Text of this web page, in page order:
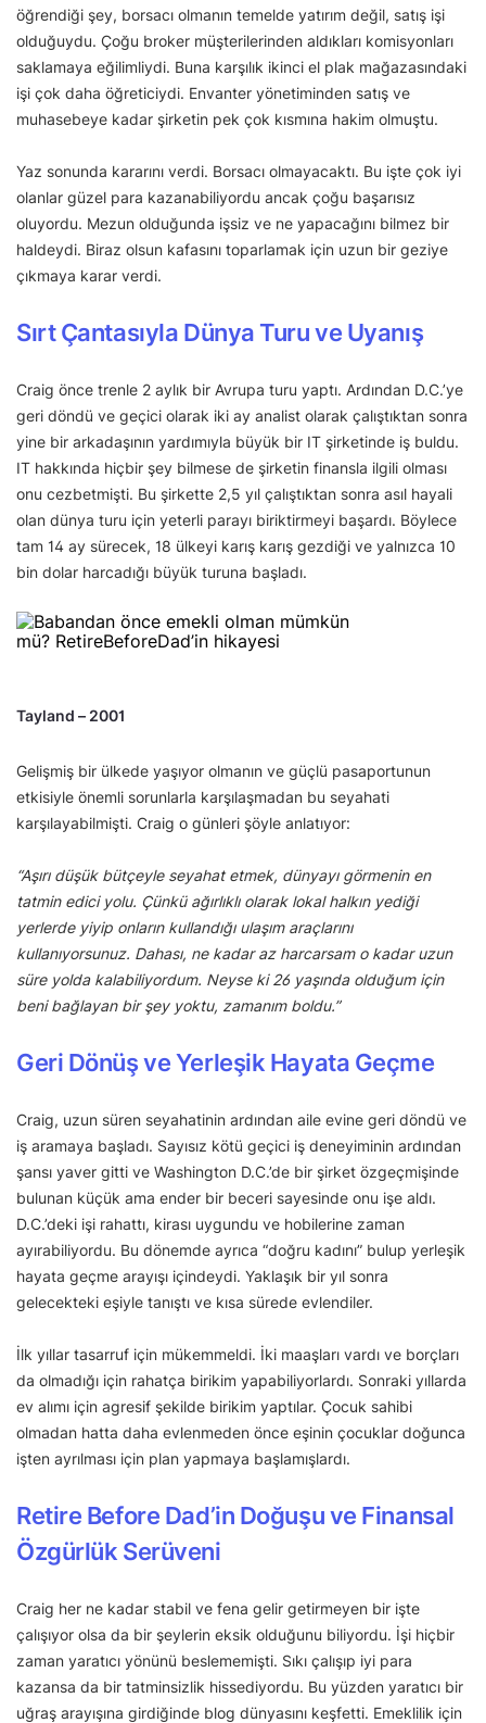
öğrendiği şey, borsacı olmanın temelde yatırım değil, satış işi
olduğuydu. Çoğu broker müşterilerinden aldıkları komisyonları
saklamaya eğilimliydi. Buna karşılık ikinci el plak mağazasındaki
işi çok daha öğreticiydi. Envanter yönetiminden satış ve
muhasebeye kadar şirketin pek çok kısmına hakim olmuştu.
Yaz sonunda kararını verdi. Borsacı olmayacaktı. Bu işte çok iyi
olanlar güzel para kazanabiliyordu ancak çoğu başarısız
oluyordu. Mezun olduğunda işsiz ve ne yapacağını bilmez bir
haldeydi. Biraz olsun kafasını toparlamak için uzun bir geziye
çıkmaya karar verdi.
Sırt Çantasıyla Dünya Turu ve Uyanış
Craig önce trenle 2 aylık bir Avrupa turu yaptı. Ardından D.C.’ye
geri döndü ve geçici olarak iki ay analist olarak çalıştıktan sonra
yine bir arkadaşının yardımıyla büyük bir IT şirketinde iş buldu.
IT hakkında hiçbir şey bilmese de şirketin finansla ilgili olması
onu cezbetmişti. Bu şirkette 2,5 yıl çalıştıktan sonra asıl hayali
olan dünya turu için yeterli parayı biriktirmeyi başardı. Böylece
tam 14 ay sürecek, 18 ülkeyi karış karış gezdiği ve yalnızca 10
bin dolar harcadığı büyük turuna başladı.
Tayland – 2001
Gelişmiş bir ülkede yaşıyor olmanın ve güçlü pasaportunun
etkisiyle önemli sorunlarla karşılaşmadan bu seyahati
karşılayabilmişti. Craig o günleri şöyle anlatıyor:
“Aşırı düşük bütçeyle seyahat etmek, dünyayı görmenin en
tatmin edici yolu. Çünkü ağırlıklı olarak lokal halkın yediği
yerlerde yiyip onların kullandığı ulaşım araçlarını
kullanıyorsunuz. Dahası, ne kadar az harcarsam o kadar uzun
süre yolda kalabiliyordum. Neyse ki 26 yaşında olduğum için
beni bağlayan bir şey yoktu, zamanım boldu.”
Geri Dönüş ve Yerleşik Hayata Geçme
Craig, uzun süren seyahatinin ardından aile evine geri döndü ve
iş aramaya başladı. Sayısız kötü geçici iş deneyiminin ardından
şansı yaver gitti ve Washington D.C.’de bir şirket özgeçmişinde
bulunan küçük ama ender bir beceri sayesinde onu işe aldı.
D.C.’deki işi rahattı, kirası uygundu ve hobilerine zaman
ayırabiliyordu. Bu dönemde ayrıca “doğru kadını” bulup yerleşik
hayata geçme arayışı içindeydi. Yaklaşık bir yıl sonra
gelecekteki eşiyle tanıştı ve kısa sürede evlendiler.
İlk yıllar tasarruf için mükemmeldi. İki maaşları vardı ve borçları
da olmadığı için rahatça birikim yapabiliyorlardı. Sonraki yıllarda
ev alımı için agresif şekilde birikim yaptılar. Çocuk sahibi
olmadan hatta daha evlenmeden önce eşinin çocuklar doğunca
işten ayrılması için plan yapmaya başlamışlardı.
Retire Before Dad’in Doğuşu ve Finansal
Özgürlük Serüveni
Craig her ne kadar stabil ve fena gelir getirmeyen bir işte
çalışıyor olsa da bir şeylerin eksik olduğunu biliyordu. İşi hiçbir
zaman yaratıcı yönünü beslememişti. Sıkı çalışıp iyi para
kazansa da bir tatminsizlik hissediyordu. Bu yüzden yaratıcı bir
uğraş arayışına girdiğinde blog dünyasını keşfetti. Emeklilik için